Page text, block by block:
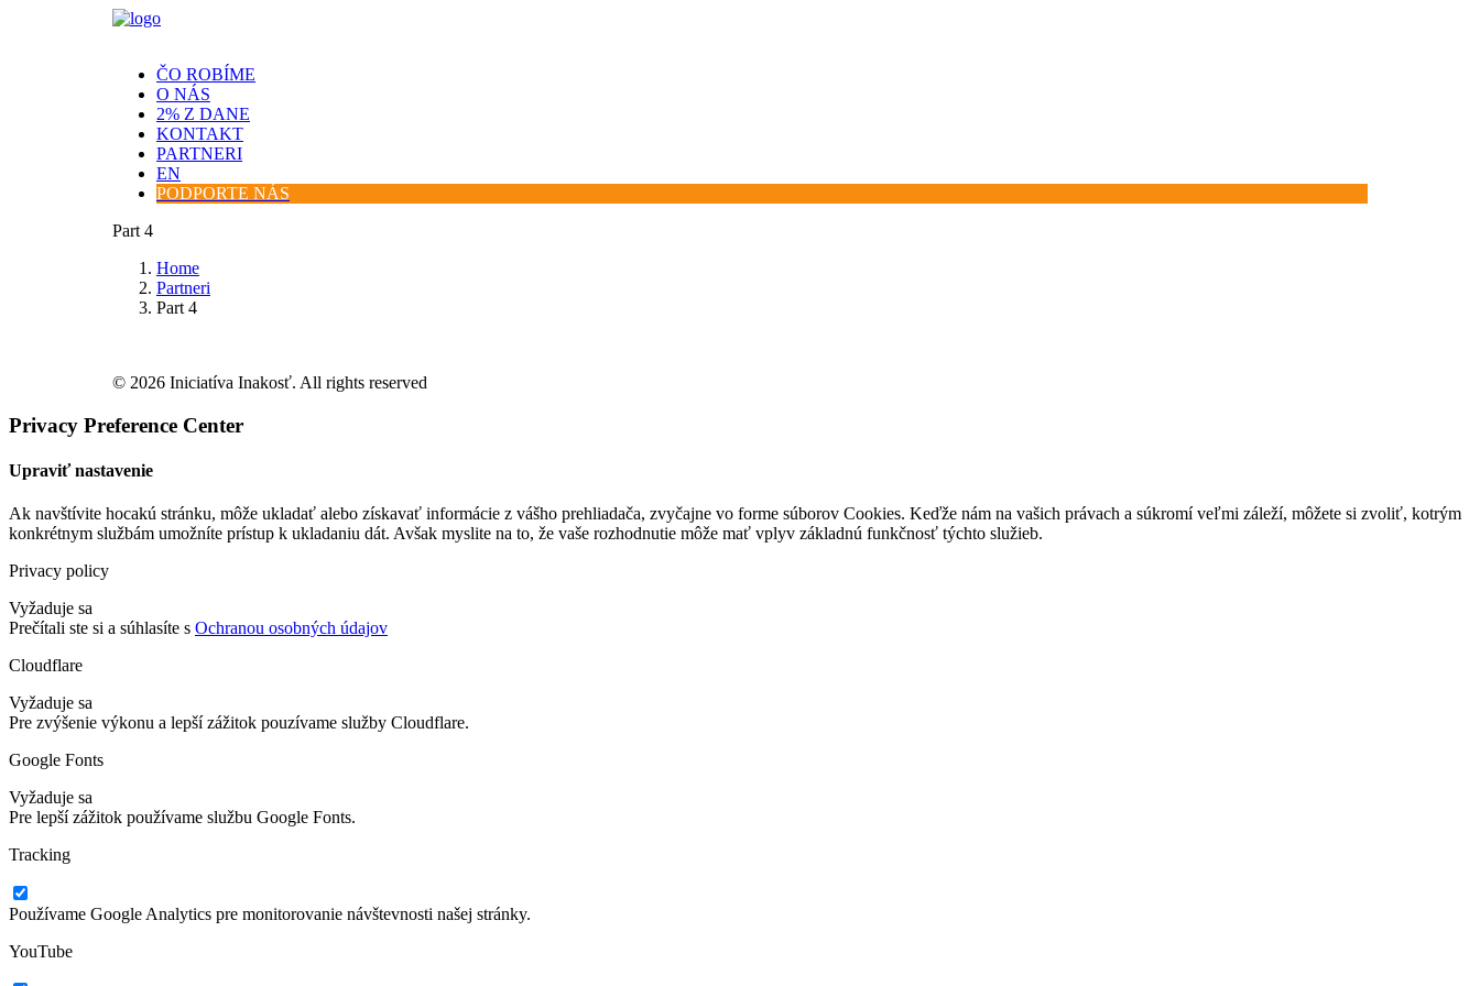
ČO ROBÍME
O NÁS
2% Z DANE
KONTAKT
PARTNERI
EN
PODPORTE NÁS
Part 4
Home
Partneri
Part 4
© 2026 Iniciatíva Inakosť. All rights reserved
Privacy Preference Center
Upraviť nastavenie
Ak navštívite hocakú stránku, môže ukladať alebo získavať informácie z vášho prehliadača, zvyčajne vo forme súborov Cookies. Keďže nám na vašich právach a súkromí veľmi záleží, môžete si zvoliť, kotrým
konkrétnym službám umožníte prístup k ukladaniu dát. Avšak myslite na to, že vaše rozhodnutie môže mať vplyv základnú funkčnosť týchto služieb.
Privacy policy
Vyžaduje sa
Prečítali ste si a súhlasíte s Ochranou osobných údajov
Cloudflare
Vyžaduje sa
Pre zvýšenie výkonu a lepší zážitok pouzívame služby Cloudflare.
Google Fonts
Vyžaduje sa
Pre lepší zážitok používame službu Google Fonts.
Tracking
Používame Google Analytics pre monitorovanie návštevnosti našej stránky.
YouTube